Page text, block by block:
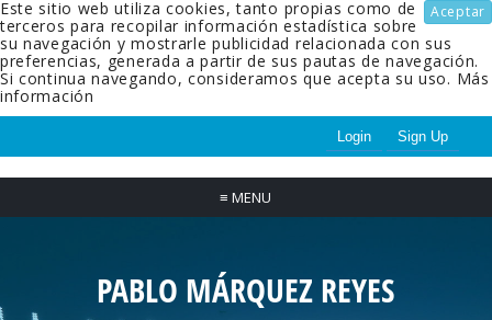
Aceptar
Este sitio web utiliza cookies, tanto propias como de
terceros para recopilar información estadística sobre
su navegación y mostrarle publicidad relacionada con sus
preferencias, generada a partir de sus pautas de navegación.
Si continua navegando, consideramos que acepta su uso. Más
información
Login Sign Up
≡ MENU
PABLO MÁRQUEZ REYES